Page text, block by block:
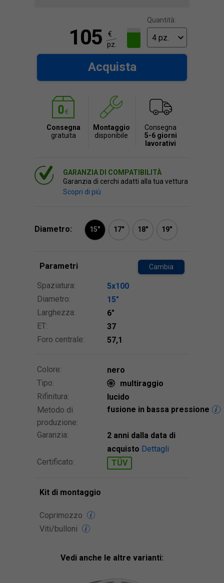
Quantità:
105
€
pz.
Acquista
Consegna
gratuita
Montaggio
disponibile
Consegna
5-6 giorni
lavorativi
GARANZIA DI COMPATIBILITÀ
Garanzia di cerchi adatti alla tua vettura
Scopri di più
Diametro: 15" 17" 18" 19"
Parametri Cambia
Spaziatura:
5x100
Diametro:
15″
Larghezza:
6″
ET:
37
Foro centrale:
57,1
Colore:
nero
Tipo:
multiraggio
Rifinitura:
lucido
Metodo di
produzione:
fusione in bassa pressione
Garanzia:
2 anni dalla data di
acquisto Dettagli
Certificato:
TÜV
Kit di montaggio
Coprimozzo
Viti/bulloni
Vedi anche le altre varianti: